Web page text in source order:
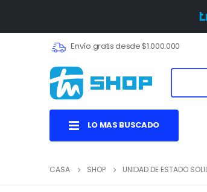
Envío gratis desde $1.000.000
LO MAS BUSCADO
CASA SHOP UNIDAD DE ESTADO